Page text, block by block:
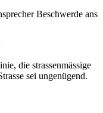
Beschwerde ans
die strassenmässige
sei ungenügend.